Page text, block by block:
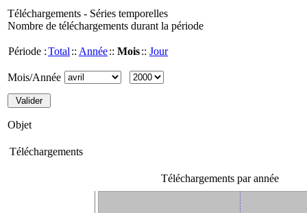
Téléchargements - Séries temporelles
Nombre de téléchargements durant la période
Période :Total :: Année:: Mois:: Jour
Mois/Année
Objet
Téléchargements
Téléchargements par année